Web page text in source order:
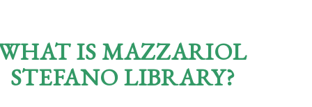
IS MAZZARIOL
STEFANO LIBRARY?